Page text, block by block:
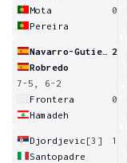
Mota
0
Pereira
2
Robredo
7-5, 6-2
Frontera
0
Hamadeh
Djordjevic [3]
1
Santopadre